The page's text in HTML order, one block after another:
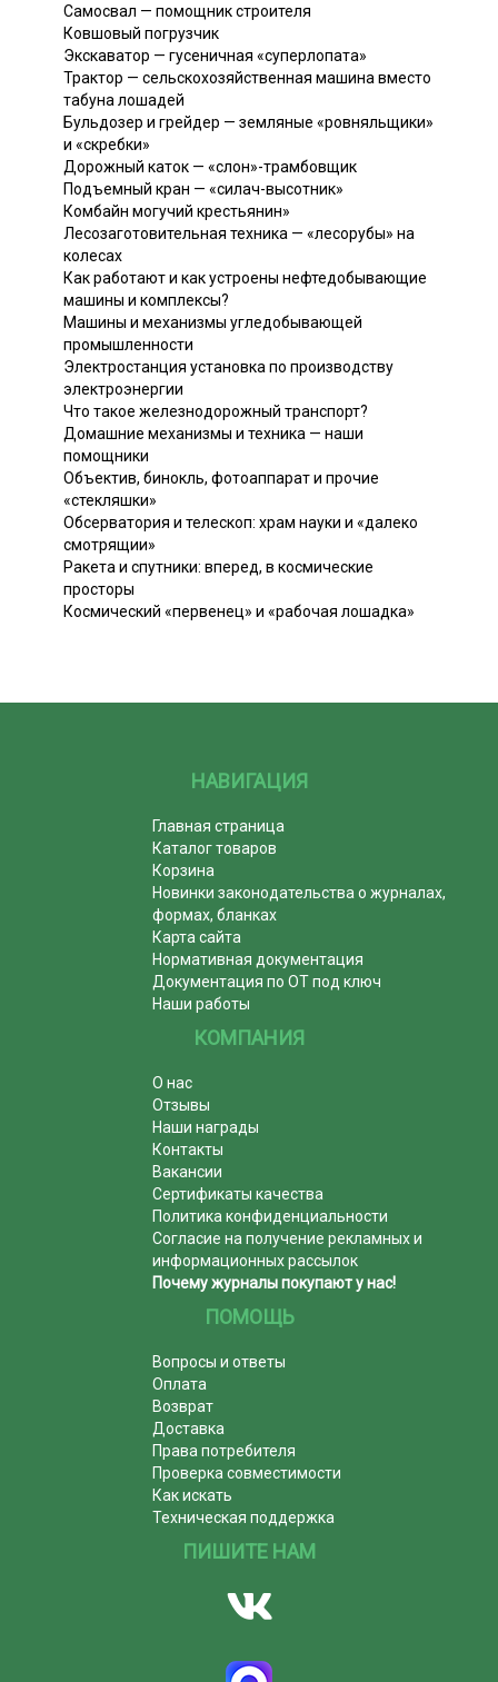
Самосвал — помощник строителя
Ковшовый погрузчик
Экскаватор — гусеничная «суперлопата»
Трактор — сельскохозяйственная машина вместо
табуна лошадей
Бульдозер и грейдер — земляные «ровняльщики»
и «скребки»
Дорожный каток — «слон»-трамбовщик
Подъемный кран — «силач-высотник»
Комбайн могучий крестьянин»
Лесозаготовительная техника — «лесорубы» на
колесах
Как работают и как устроены нефтедобывающие
машины и комплексы?
Машины и механизмы угледобывающей
промышленности
Электростанция установка по производству
электроэнергии
Что такое железнодорожный транспорт?
Домашние механизмы и техника — наши
помощники
Объектив, бинокль, фотоаппарат и прочие
«стекляшки»
Обсерватория и телескоп: храм науки и «далеко
смотрящии»
Ракета и спутники: вперед, в космические
просторы
Космический «первенец» и «рабочая лошадка»
НАВИГАЦИЯ
Главная страница
Каталог товаров
Корзина
Новинки законодательства о журналах,
формах, бланках
Карта сайта
Нормативная документация
Документация по ОТ под ключ
Наши работы
КОМПАНИЯ
О нас
Отзывы
Наши награды
Контакты
Вакансии
Сертификаты качества
Политика конфиденциальности
Согласие на получение рекламных и
информационных рассылок
Почему журналы покупают у нас!
ПОМОЩЬ
Вопросы и ответы
Оплата
Возврат
Доставка
Права потребителя
Проверка совместимости
Как искать
Техническая поддержка
ПИШИТЕ НАМ